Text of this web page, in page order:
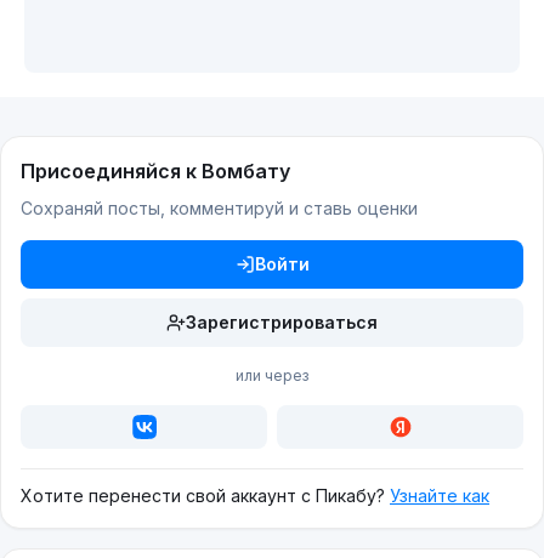
Присоединяйся к Вомбату
Сохраняй посты, комментируй и ставь оценки
Войти
Зарегистрироваться
или через
Хотите перенести свой аккаунт с Пикабу? Узнайте как